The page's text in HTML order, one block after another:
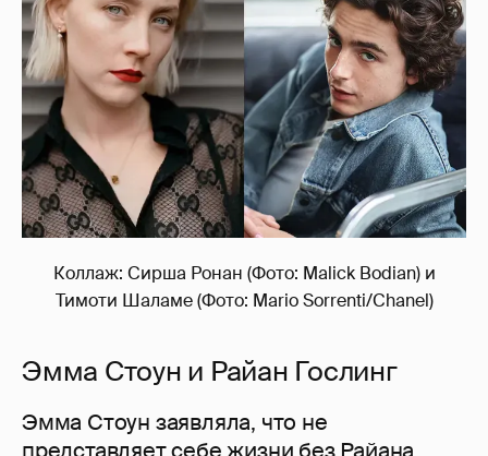
Коллаж: Сирша Ронан (Фото: Malick Bodian) и
Тимоти Шаламе (Фото: Mario Sorrenti/Chanel)
Эмма Стоун и Райан Гослинг
Эмма Стоун заявляла, что не